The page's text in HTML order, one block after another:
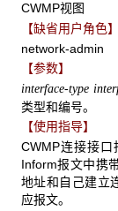
CWMP视图
【缺省用户角色】
network-admin
【参数】
interface-type
类型和编号。
【使用指导】
CWMP连接接口
Inform报文中携
地址和自己建立
应报文。